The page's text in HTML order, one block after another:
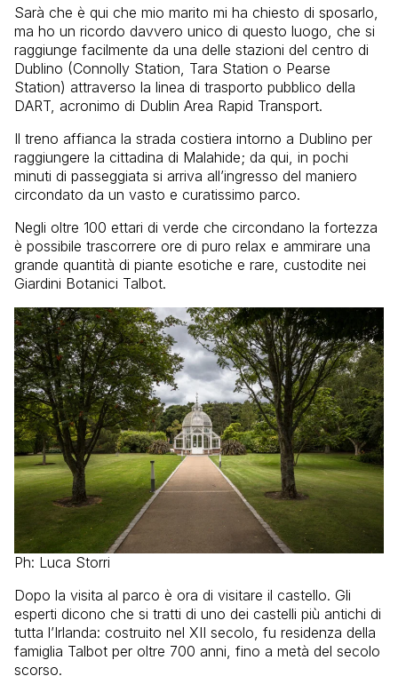
Sarà che è qui che mio marito mi ha chiesto di sposarlo,
ma ho un ricordo davvero unico di questo luogo, che si
raggiunge facilmente da una delle stazioni del centro di
Dublino (Connolly Station, Tara Station o Pearse
Station) attraverso la linea di trasporto pubblico della
DART, acronimo di Dublin Area Rapid Transport.
Il treno affianca la strada costiera intorno a Dublino per
raggiungere la cittadina di Malahide; da qui, in pochi
minuti di passeggiata si arriva all’ingresso del maniero
circondato da un vasto e curatissimo parco.
Negli oltre 100 ettari di verde che circondano la fortezza
è possibile trascorrere ore di puro relax e ammirare una
grande quantità di piante esotiche e rare, custodite nei
Giardini Botanici Talbot.
Ph: Luca Storri
Dopo la visita al parco è ora di visitare il castello. Gli
esperti dicono che si tratti di uno dei castelli più antichi di
tutta l’Irlanda: costruito nel XII secolo, fu residenza della
famiglia Talbot per oltre 700 anni, fino a metà del secolo
scorso.